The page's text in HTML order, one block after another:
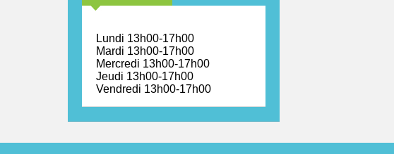
Lundi 13h00-17h00
Mardi 13h00-17h00
Mercredi 13h00-17h00
Jeudi 13h00-17h00
Vendredi 13h00-17h00